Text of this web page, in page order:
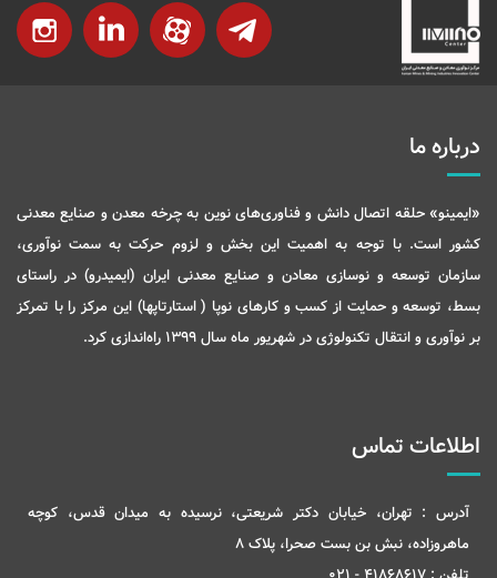
درباره ما
«ایمینو» حلقه اتصال دانش و فناوری‌های نوین به چرخه معدن و صنایع معدنی
کشور است. با توجه به اهمیت این بخش و لزوم حرکت به سمت نوآوری،
سازمان توسعه و نوسازی معادن و صنایع معدنی ایران (ایمیدرو) در راستای
بسط، توسعه و حمایت از کسب و کارهای نوپا ( استارتاپها) این مرکز را با تمرکز
بر نوآوری و انتقال تکنولوژی در شهریور ماه سال 1399 راه‌اندازی کرد.
اطلاعات تماس
آدرس : تهران، خیابان دکتر شریعتی، نرسیده به میدان قدس، کوچه
ماهروزاده، نبش بن بست صحرا، پلاک 8